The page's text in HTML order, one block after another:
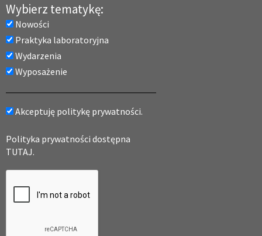
Wybierz tematykę:
Nowości
Praktyka laboratoryjna
Wydarzenia
Wyposażenie
Akceptuję politykę prywatności.
Polityka prywatności dostępna
TUTAJ.